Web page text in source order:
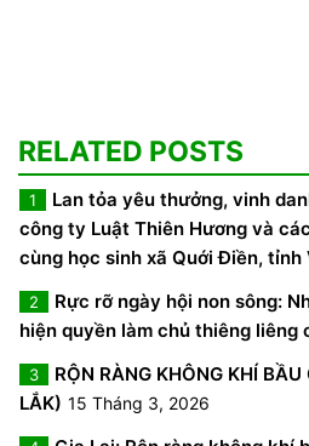
RELATED POSTS
1
Lan tỏa yêu thưởng, vinh
công ty Luật Thiên Hương và
cùng học sinh xã Quới Điền, tỉnh
2
Rực rỡ ngày hội non sông:
hiện quyền làm chủ thiêng liêng
3
RỘN RÀNG KHÔNG KHÍ
LẮK) 15 Tháng 3, 2026